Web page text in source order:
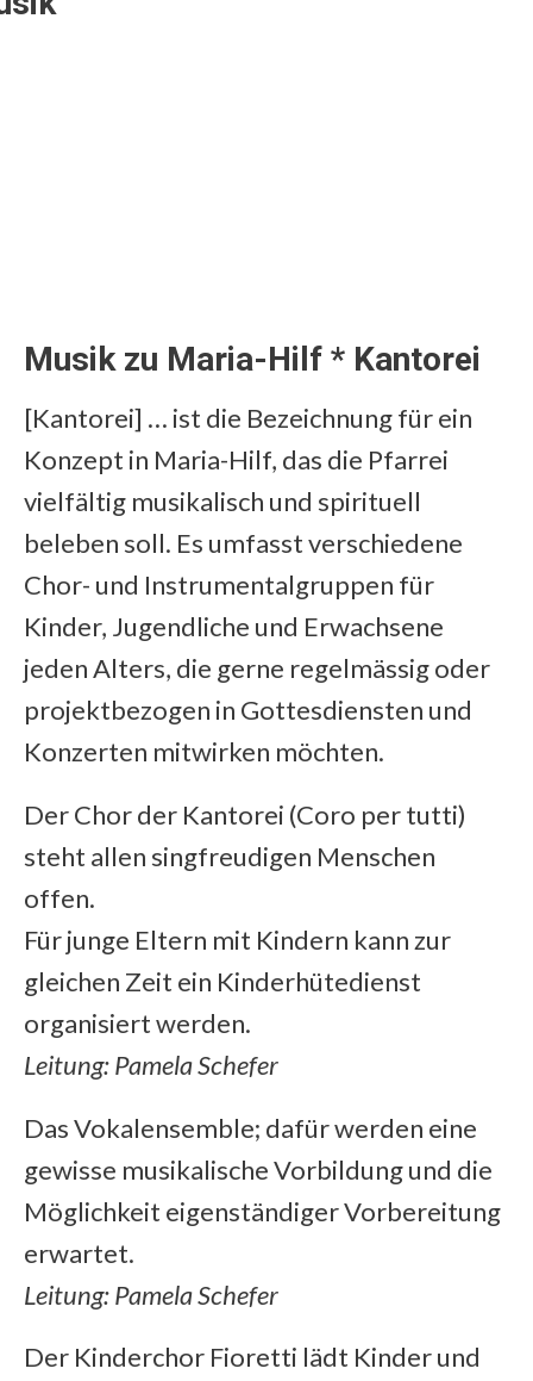
Musik zu Maria-Hilf * Kantorei
[Kantorei] … ist die Bezeichnung für ein
Konzept in Maria-Hilf, das die Pfarrei
vielfältig musikalisch und spirituell
beleben soll. Es umfasst verschiedene
Chor- und Instrumentalgruppen für
Kinder, Jugendliche und Erwachsene
jeden Alters, die gerne regelmässig oder
projektbezogen in Gottesdiensten und
Konzerten mitwirken möchten.
Der Chor der Kantorei (Coro per tutti)
steht allen singfreudigen Menschen
offen.
Für junge Eltern mit Kindern kann zur
gleichen Zeit ein Kinderhütedienst
organisiert werden.
Leitung: Pamela Schefer
Das Vokalensemble; dafür werden eine
gewisse musikalische Vorbildung und die
Möglichkeit eigenständiger Vorbereitung
erwartet.
Leitung:Pamela Schefer
Der Kinderchor Fioretti lädt Kinder und